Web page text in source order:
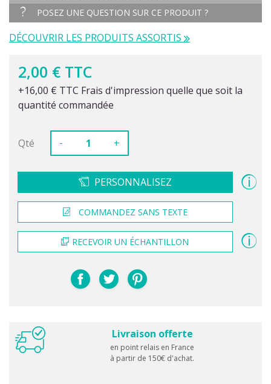
POSEZ UNE QUESTION SUR CE PRODUIT ?
DÉCOUVRIR LES PRODUITS ASSORTIS
2,00 € TTC
+16,00 € TTC Frais d'impression quelle que soit la
quantité commandée
Qté - +
PERSONNALISEZ
COMMANDEZ SANS TEXTE
RECEVOIR UN ÉCHANTILLON
Livraison offerte
en point relais en France
à partir de 150€ d'achat.